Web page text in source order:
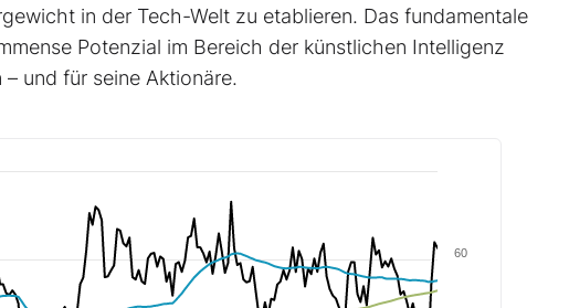
in der Tech-Welt zu etablieren. Das fundamentale
Potenzial im Bereich der künstlichen Intelligenz
und für seine Aktionäre.
60